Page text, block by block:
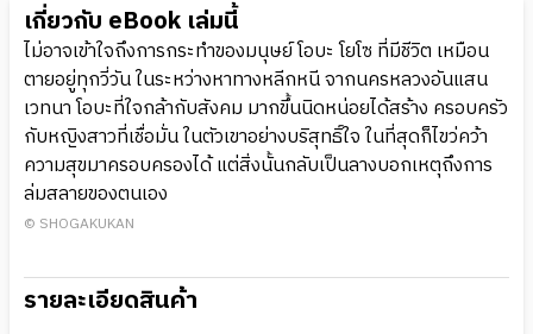
เกี่ยวกับ eBook เล่มนี้
ไม่อาจเข้าใจถึงการกระทำของมนุษย์ โอบะ โยโซ ที่มีชีวิต เหมือน
ตายอยู่ทุกวี่วัน ในระหว่างหาทางหลีกหนี จากนครหลวงอันแสน
เวทนา โอบะที่ใจกล้ากับสังคม มากขึ้นนิดหน่อยได้สร้าง ครอบครัว
กับหญิงสาวที่เชื่อมั่น ในตัวเขาอย่างบริสุทธิ์ใจ ในที่สุดก็ไขว่คว้า
ความสุขมาครอบครองได้ แต่สิ่งนั้นกลับเป็นลางบอกเหตุถึงการ
ล่มสลายของตนเอง
© SHOGAKUKAN
รายละเอียดสินค้า